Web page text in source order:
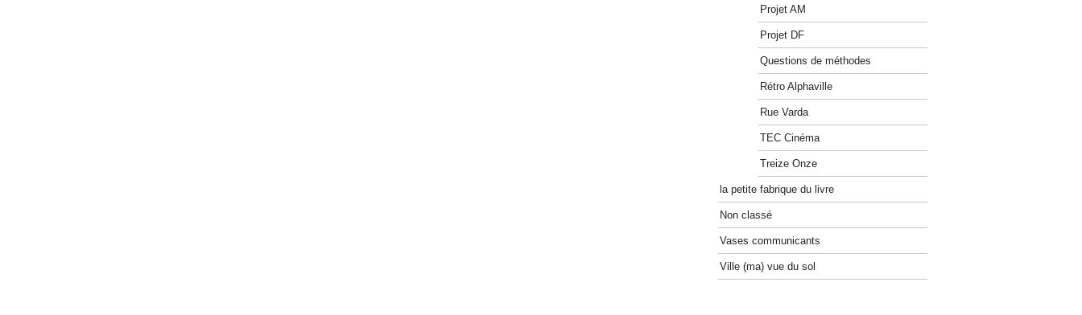
Projet AM
Projet DF
Questions de méthodes
Rétro Alphaville
Rue Varda
TEC Cinéma
Treize Onze
la petite fabrique du livre
Non classé
Vases communicants
Ville (ma) vue du sol